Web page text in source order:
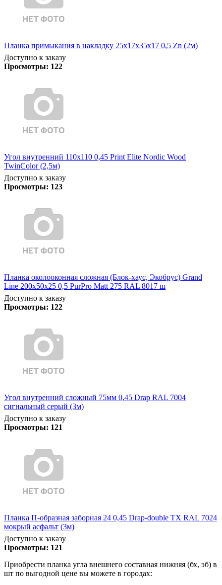
Планка примыкания в накладку 25х17х35х17 0,5 Zn (2м)
Доступно к заказу
Просмотры: 122
Угол внутренний 110х110 0,45 Print Elite Nordic Wood
TwinColor (2,5м)
Доступно к заказу
Просмотры: 123
Планка околооконная сложная (Блок-хаус, Экобрус) Grand
Line 200х50х25 0,5 PurPro Matt 275 RAL 8017 ш
Доступно к заказу
Просмотры: 122
Угол внутренний сложный 75мм 0,45 Drap RAL 7004
сигнальный серый (3м)
Доступно к заказу
Просмотры: 121
Планка П-образная заборная 24 0,45 Drap-double TX RAL 7024
мокрый асфальт (3м)
Доступно к заказу
Просмотры: 121
Приобрести планка угла внешнего составная нижняя (бх, эб) в
шт по выгодной цене вы можете в городах: